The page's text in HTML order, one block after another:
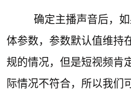
确定主播声音后，
体参数，参数默认值维持
规的情况，但是短视频肯
际情况不符合，所以我们